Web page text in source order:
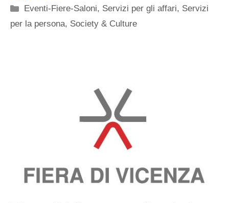
Categorie
Eventi-Fiere-Saloni, Servizi per gli affari, Servizi
per la persona, Society & Culture